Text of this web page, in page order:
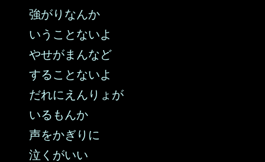
強がりなんか
いうことないよ
やせがまんなど
することないよ
だれにえんりょが
いるもんか
声をかぎりに
泣くがいい